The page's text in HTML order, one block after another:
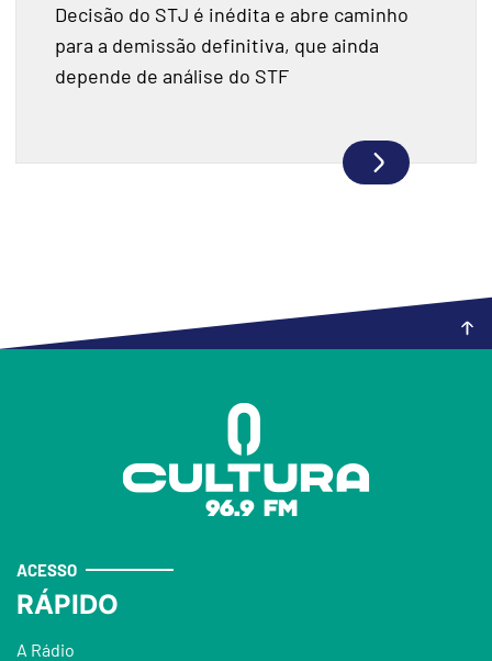
Decisão do STJ é inédita e abre caminho
para a demissão definitiva, que ainda
depende de análise do STF
ACESSO
RÁPIDO
A Rádio